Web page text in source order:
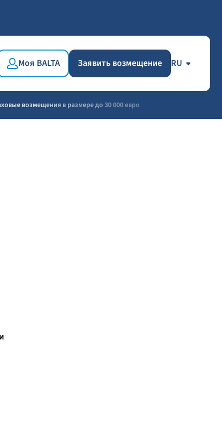
Моя BALTA Заявить возмещение RU
возмещения в размере до 30 000 евро